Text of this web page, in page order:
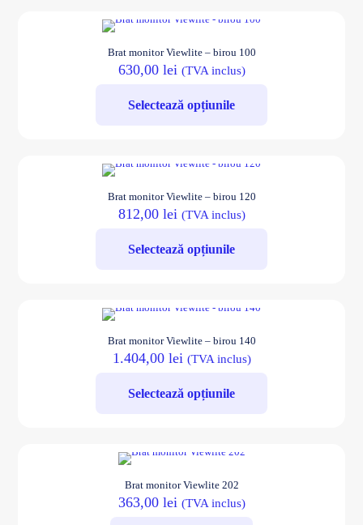
Brat monitor Viewlite – birou 100
630,00 lei (TVA inclus)
Selectează opțiunile
are
multe
variații.
pot
pagina
Brat monitor Viewlite – birou 120
812,00 lei (TVA inclus)
Selectează opțiunile
are
multe
variații.
pot
pagina
Brat monitor Viewlite – birou 140
1.404,00 lei (TVA inclus)
Selectează opțiunile
are
multe
variații.
Brat monitor Viewlite 202
363,00 lei (TVA inclus)